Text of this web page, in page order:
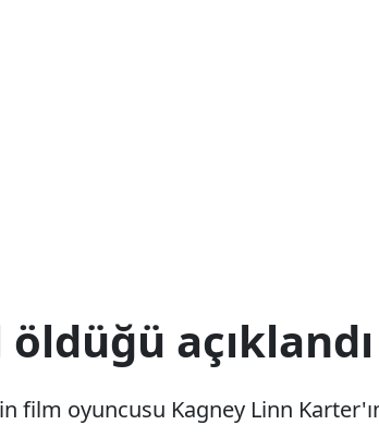
öldüğü açıklandı
film oyuncusu Kagney Linn